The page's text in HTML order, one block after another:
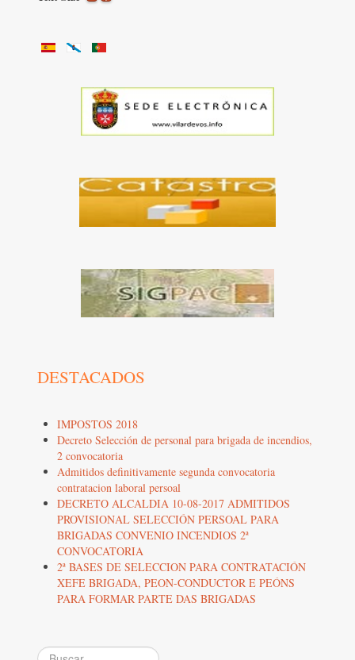
DESTACADOS
IMPOSTOS 2018
Decreto Selección de personal para brigada de incendios,
2 convocatoria
Admitidos definitivamente segunda convocatoria
contratacion laboral persoal
DECRETO ALCALDIA 10-08-2017 ADMITIDOS
PROVISIONAL SELECCIÓN PERSOAL PARA
BRIGADAS CONVENIO INCENDIOS 2ª
CONVOCATORIA
2ª BASES DE SELECCION PARA CONTRATACIÓN
XEFE BRIGADA, PEON-CONDUCTOR E PEÓNS
PARA FORMAR PARTE DAS BRIGADAS
Buscar...